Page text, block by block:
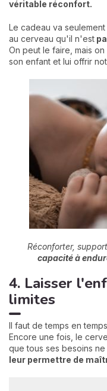
véritable réconfort.
Le cadeau va
au cerveau qu'il n'est
On peut le faire, mais
son enfant et lui offrir
Réconforter,
capacité à
4. Laisser
limites
Il faut de temps en temps
Encore une fois, le
que tous ses besoins
leur permettre de